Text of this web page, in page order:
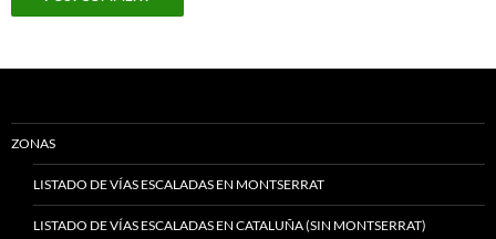
ZONAS
LISTADO DE VÍAS ESCALADAS EN MONTSERRAT
LISTADO DE VÍAS ESCALADAS EN CATALUÑA (SIN MONTSERRAT)